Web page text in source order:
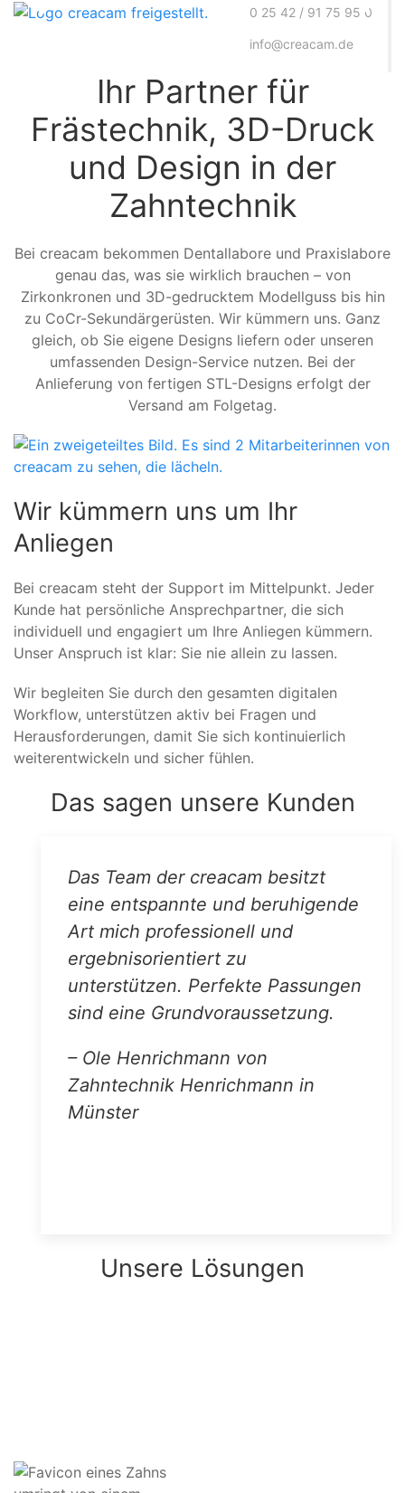
0 25 42 / 91 75 95 0
info@creacam.de
Ihr Partner für
Frästechnik, 3D-Druck
und Design in der
Zahntechnik
Bei creacam bekommen Dentallabore und Praxislabore
genau das, was sie wirklich brauchen – von
Zirkonkronen und 3D-gedrucktem Modellguss bis hin
zu CoCr-Sekundärgerüsten. Wir kümmern uns. Ganz
gleich, ob Sie eigene Designs liefern oder unseren
umfassenden Design-Service nutzen. Bei der
Anlieferung von fertigen STL-Designs erfolgt der
Versand am Folgetag.
Wir kümmern uns um Ihr
Anliegen
Bei creacam steht der Support im Mittelpunkt. Jeder
Kunde hat persönliche Ansprechpartner, die sich
individuell und engagiert um Ihre Anliegen kümmern.
Unser Anspruch ist klar: Sie nie allein zu lassen.
Wir begleiten Sie durch den gesamten digitalen
Workflow, unterstützen aktiv bei Fragen und
Herausforderungen, damit Sie sich kontinuierlich
weiterentwickeln und sicher fühlen.
Das sagen unsere Kunden
Das Team der creacam besitzt
eine entspannte und beruhigende
Art mich professionell und
ergebnisorientiert zu
unterstützen. Perfekte Passungen
sind eine Grundvoraussetzung.
– Ole Henrichmann von
Zahntechnik Henrichmann in
Münster
Unsere Lösungen